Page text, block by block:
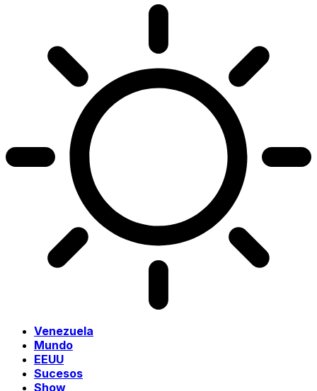
Venezuela
Mundo
EEUU
Sucesos
Show